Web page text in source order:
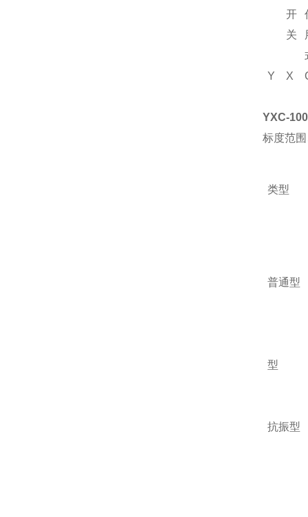
开
关
Y
X
YXC-100
标度范
类型
普通型
型
抗振型